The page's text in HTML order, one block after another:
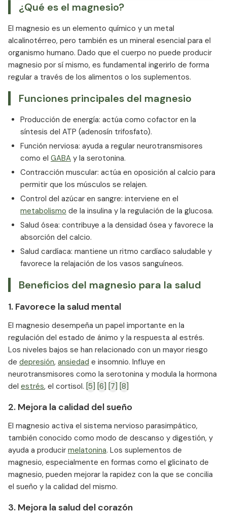
Dosis y suplementos de magnesio
Suplementos de magnesio: lo que debe saber
Efectos secundarios del magnesio
Factores del estilo de vida que afectan a los
niveles de magnesio
Conclusión: el magnesio es esencial, pero a
¿Qué es el magnesio?
El magnesio es un elemento químico y un metal
alcalinotérreo, pero también es un mineral esencial para el
organismo humano. Dado que el cuerpo no puede producir
magnesio por sí mismo, es fundamental ingerirlo de forma
regular a través de los alimentos o los suplementos.
Funciones principales del magnesio
Producción de energía: actúa como cofactor en la
síntesis del ATP (adenosín trifosfato).
Función nerviosa: ayuda a regular neurotransmisores
como el GABA y la serotonina.
Contracción muscular: actúa en oposición al calcio para
permitir que los músculos se relajen.
Control del azúcar en sangre: interviene en el
metabolismo de la insulina y la regulación de la glucosa.
Salud ósea: contribuye a la densidad ósea y favorece la
absorción del calcio.
Salud cardíaca: mantiene un ritmo cardíaco saludable y
favorece la relajación de los vasos sanguíneos.
Beneficios del magnesio para la salud
1. Favorece la salud mental
El magnesio desempeña un papel importante en la
regulación del estado de ánimo y la respuesta al estrés.
Los niveles bajos se han relacionado con un mayor riesgo
de depresión, ansiedad e insomnio. Influye en
neurotransmisores como la serotonina y modula la hormona
del estrés, el cortisol. [5] [6] [7] [8]
2. Mejora la calidad del sueño
El magnesio activa el sistema nervioso parasimpático,
también conocido como modo de descanso y digestión, y
ayuda a producir melatonina. Los suplementos de
magnesio, especialmente en formas como el glicinato de
magnesio, pueden mejorar la rapidez con la que se concilia
el sueño y la calidad del mismo.
3. Mejora la salud del corazón